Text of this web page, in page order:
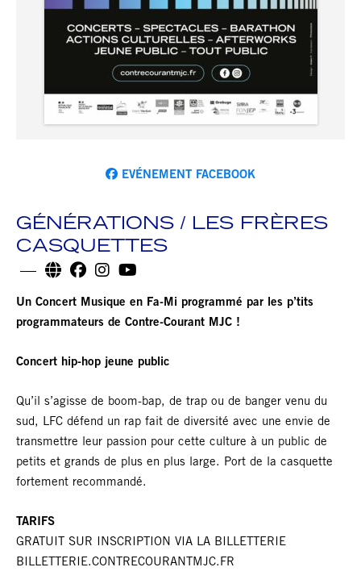
EVÉNEMENT FACEBOOK
GÉNÉRATIONS / LES FRÈRES
CASQUETTES
Un Concert Musique en Fa-Mi programmé par les p’tits
programmateurs de Contre-Courant MJC !
Concert hip-hop jeune public
Qu’il s’agisse de boom-bap, de trap ou de banger venu du
sud, LFC défend un rap fait de diversité avec une envie de
transmettre leur passion pour cette culture à un public de
petits et grands de plus en plus large. Port de la casquette
fortement recommandé.
TARIFS
GRATUIT SUR INSCRIPTION VIA LA BILLETTERIE
BILLETTERIE.CONTRECOURANTMJC.FR